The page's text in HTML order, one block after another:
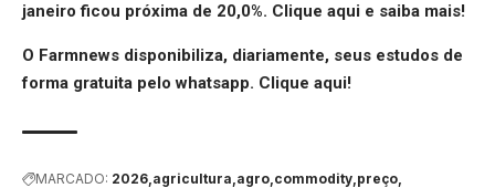
janeiro ficou próxima de 20,0%. Clique aqui e saiba mais!
O Farmnews disponibiliza, diariamente, seus estudos de
forma gratuita pelo whatsapp. Clique aqui!
MARCADO: 2026 agricultura agro commodity preço